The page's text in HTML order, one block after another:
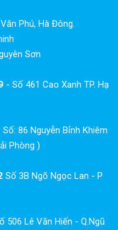
Phú, Hà Đông.
Sơn
- Số 461 Cao Xanh TP. Hạ
Số: 86 Nguyễn Bỉnh Khiêm
Phòng )
Số 3B Ngõ Ngọc Lan - P
506 Lê Văn Hiến - Q.Ngũ